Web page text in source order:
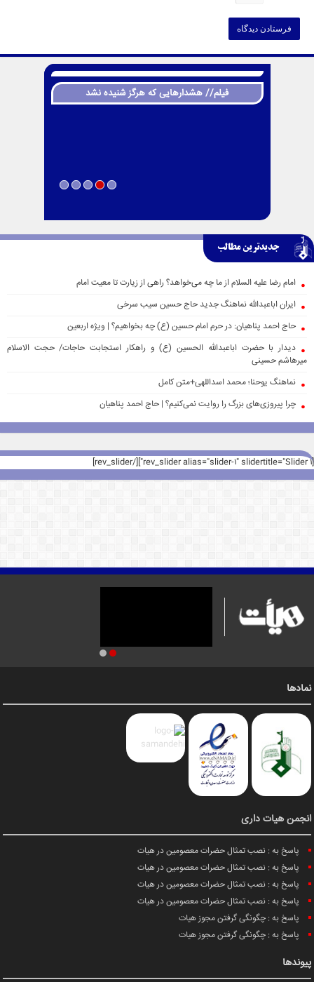
فیلم// هشدارهایی که هرگز شنیده نشد
جدیدترین مطالب
امام رضا علیه السلام از ما چه می‌خواهد؟ راهی از زیارت تا معیت امام
ایران اباعبدالله نماهنگ جدید حاج حسین سیب سرخی
حاج احمد پناهیان: در حرم امام حسین (ع) چه بخواهیم؟ | ویژه اربعین
دیدار با حضرت اباعبدالله الحسین (ع) و راهکار استجابت حاجات/ حجت الاسلام
میرهاشم حسینی
نماهنگ یوحنا؛ محمد اسداللهی+متن کامل
چرا پیروزی‌های بزرگ را روایت نمی‌کنیم؟ | حاج احمد پناهیان
[rev_slider alias="slider-1" slidertitle="Slider 1"][/rev_slider]
نمادها
انجمن هیات داری
پاسخ به : نصب تمثال حضرات معصومین در هیات
پاسخ به : نصب تمثال حضرات معصومین در هیات
پاسخ به : نصب تمثال حضرات معصومین در هیات
پاسخ به : نصب تمثال حضرات معصومین در هیات
پاسخ به : چگونگی گرفتن مجوز هیات
پاسخ به : چگونگی گرفتن مجوز هیات
پیوندها